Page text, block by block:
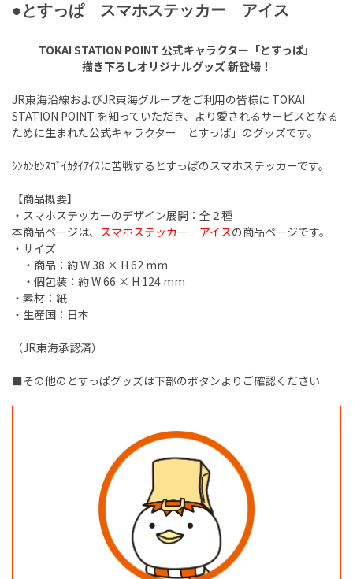
●とすっぱ スマホステッカー アイス
TOKAI STATION POINT 公式キャラクター「とすっぱ」
描き下ろしオリジナルグッズ 新登場！
JR東海沿線およびJR東海グループをご利用の皆様に TOKAI
STATION POINT を知っていただき、より愛されるサービスとなる
ために生まれた公式キャラクター「とすっぱ」のグッズです。
ｼﾝｶﾝｾﾝｽｺﾞｲｶﾀｲｱｲｽに苦戦するとすっぱのスマホステッカーです。
【商品概要】
・スマホステッカーのデザイン展開：全２種
本商品ページは、 スマホステッカー アイスの商品ページです。
・サイズ
・商品：約 W 38 × H 62 mm
・個包装：約 W 66 × H 124 mm
・素材：紙
・生産国：日本
（JR東海承認済）
■その他のとすっぱグッズは下部のボタンよりご確認ください